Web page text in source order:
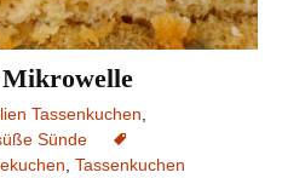
Mikrowelle
Tassenkuchen,
Sünde
, Tassenkuchen